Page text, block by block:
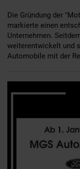
Die Gründung der
markierte einen
Unternehmen.
weiterentwickelt und
Automobile mit der